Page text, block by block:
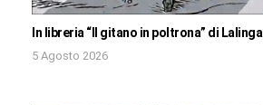
In libreria “Il gitano in poltrona” di Lalinga
5 Agosto 2026